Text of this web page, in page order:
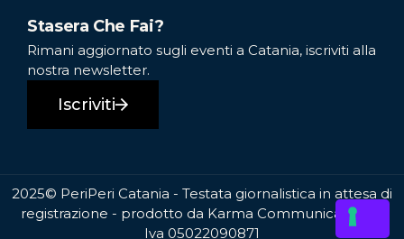
Stasera Che Fai?
Rimani aggiornato sugli eventi a Catania, iscriviti alla
nostra newsletter.
Iscriviti
2025© PeriPeri Catania - Testata giornalistica in attesa di
registrazione - prodotto da Karma Communication P.
Iva 05022090871